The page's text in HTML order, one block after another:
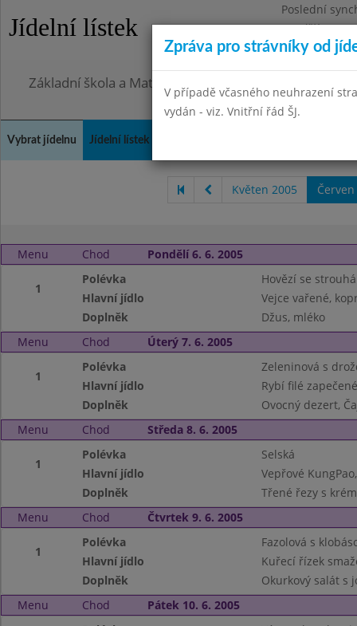
Jídelní lístek
Poslední
Pondělí
Omezení
Základní škola a Mateřská škola, Praha 4, Ohradní 49
Vybrat jídelnu Jídelní lístek
Květen 2005
Menu Chod Pondělí 6. 6. 2005
1
Polévka
Hovězí se
Hlavní jídlo
Vejce vařené,
Doplněk
Džus, mléko
Menu
Chod Úterý 7. 6. 2005
1
Polévka
Zeleninová s
Hlavní jídlo
Rybí filé
Doplněk
Ovocný dezert,
Menu
Chod Středa 8. 6. 2005
1
Polévka
Selská
Hlavní jídlo
Vepřové
Doplněk
Třené řezy s
Menu
Chod Čtvrtek 9. 6. 2005
1
Polévka
Fazolová s
Hlavní jídlo
Kuřecí řízek
Doplněk
Okurkový salát s
Menu
Chod Pátek 10. 6. 2005
Zpráva pro strávníky od
V případě včasného neuhrazení
vydán - viz. Vnitřní řád ŠJ.